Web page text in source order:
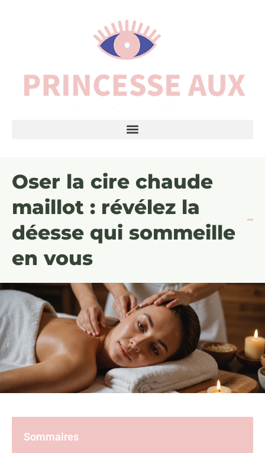
Oser la cire chaude
maillot : révélez la
déesse qui sommeille
en vous
Sommaires